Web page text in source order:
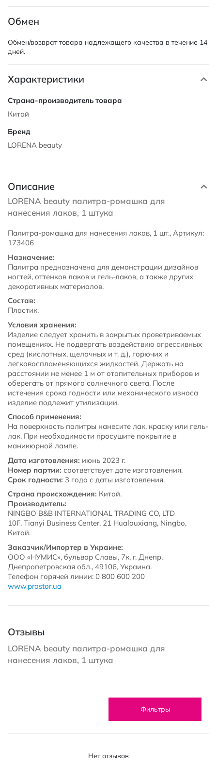
Обмен
Обмен/возврат товара надлежащего качества в течение 14
дней.
Характеристики
Характеристики
Китай
LORENA beauty
Описание
LORENA beauty палитра-ромашка для
нанесения лаков, 1 штука
Палитра-ромашка для нанесения лаков, 1 шт., Артикул:
173406
Назначение:
Палитра предназначена для демонстрации дизайнов
ногтей, оттенков лаков и гель-лаков, а также других
декоративных материалов.
Состав:
Пластик.
Условия хранения:
Изделие следует хранить в закрытых проветриваемых
помещениях. Не подвергать воздействию агрессивных
сред (кислотных, щелочных и т. д.), горючих и
легковоспламеняющихся жидкостей. Держать на
расстоянии не менее 1 м от отопительных приборов и
оберегать от прямого солнечного света. После
истечения срока годности или механического износа
изделие подлежит утилизации.
Способ применения:
На поверхность палитры нанесите лак, краску или гель-
лак. При необходимости просушите покрытие в
маникюрной лампе.
Дата изготовления: июнь 2023 г.
Номер партии: соответствует дате изготовления.
Срок годности: 3 года с даты изготовления.
Страна происхождения: Китай.
Производитель:
NINGBO B&B INTERNATIONAL TRADING CO, LTD
10F, Tianyi Business Center, 21 Hualouxiang, Ningbo,
Китай.
Заказчик/Импортер в Украине:
ООО «НУМИС», бульвар Славы, 7к, г. Днепр,
Днепропетровская обл., 49106, Украина.
Телефон горячей линии: 0 800 600 200
www.prostor.ua
Отзывы
LORENA beauty палитра-ромашка для
нанесения лаков, 1 штука
Фильтры
Нет отзывов